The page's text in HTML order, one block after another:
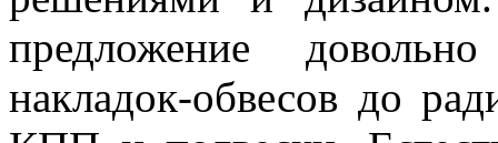
предложение
накладок-обвесов до